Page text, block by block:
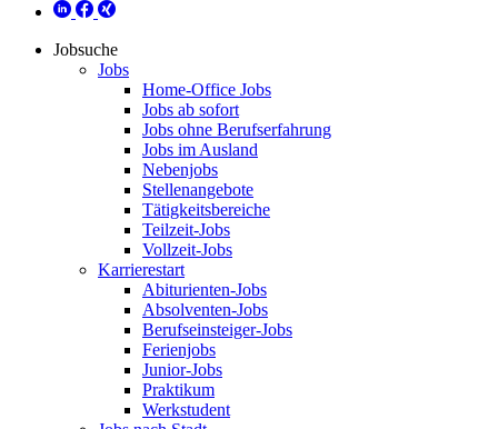
Jobsuche
Jobs
Home-Office Jobs
Jobs ab sofort
Jobs ohne Berufserfahrung
Jobs im Ausland
Nebenjobs
Stellenangebote
Tätigkeitsbereiche
Teilzeit-Jobs
Vollzeit-Jobs
Karrierestart
Abiturienten-Jobs
Absolventen-Jobs
Berufseinsteiger-Jobs
Ferienjobs
Junior-Jobs
Praktikum
Werkstudent